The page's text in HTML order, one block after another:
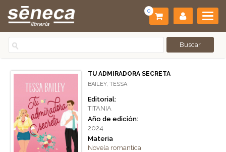
0
TU ADMIRADORA SECRETA
BAILEY, TESSA
Editorial:
TITANIA
Año de edición:
2024
Materia
Novela romantica